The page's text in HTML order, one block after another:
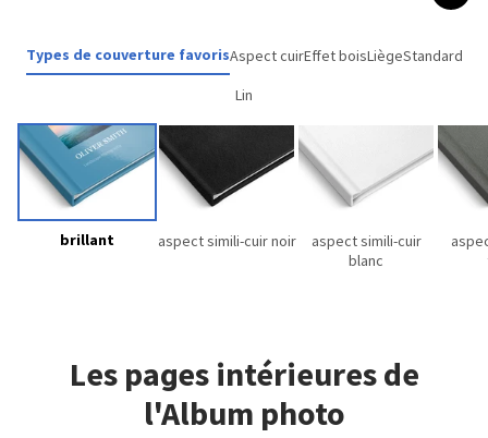
Types de couverture favorisAspect cuirEffet boisLiègeStandard
Lin
brillant aspect simili-cuir noir
aspect simili-cuir
blanc
Les pages intérieures de
l'Album photo